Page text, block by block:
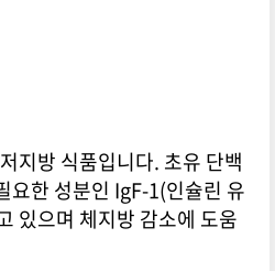
지방 식품입니다. 초유 단백
요한 성분인 IgF-1(인슐린 유
있으며 체지방 감소에 도움